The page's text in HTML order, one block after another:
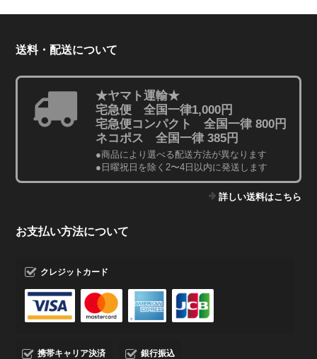
送料・配送について
★ヤマト運輸★
宅急便 全国一律1,000円
宅急便コンパクト 全国一律 800円
ネコポス 全国一律 385円
●商品により選べる配送方法が異なります
●日曜祝日を除く2〜4日以内に発送します
詳しい送料はこちら
お支払い方法について
クレジットカード
携帯キャリア決済 銀行振込